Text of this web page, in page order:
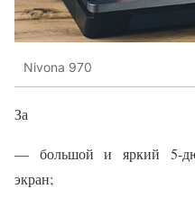
Nivona 970
За
— большой и яркий 5-
экран;